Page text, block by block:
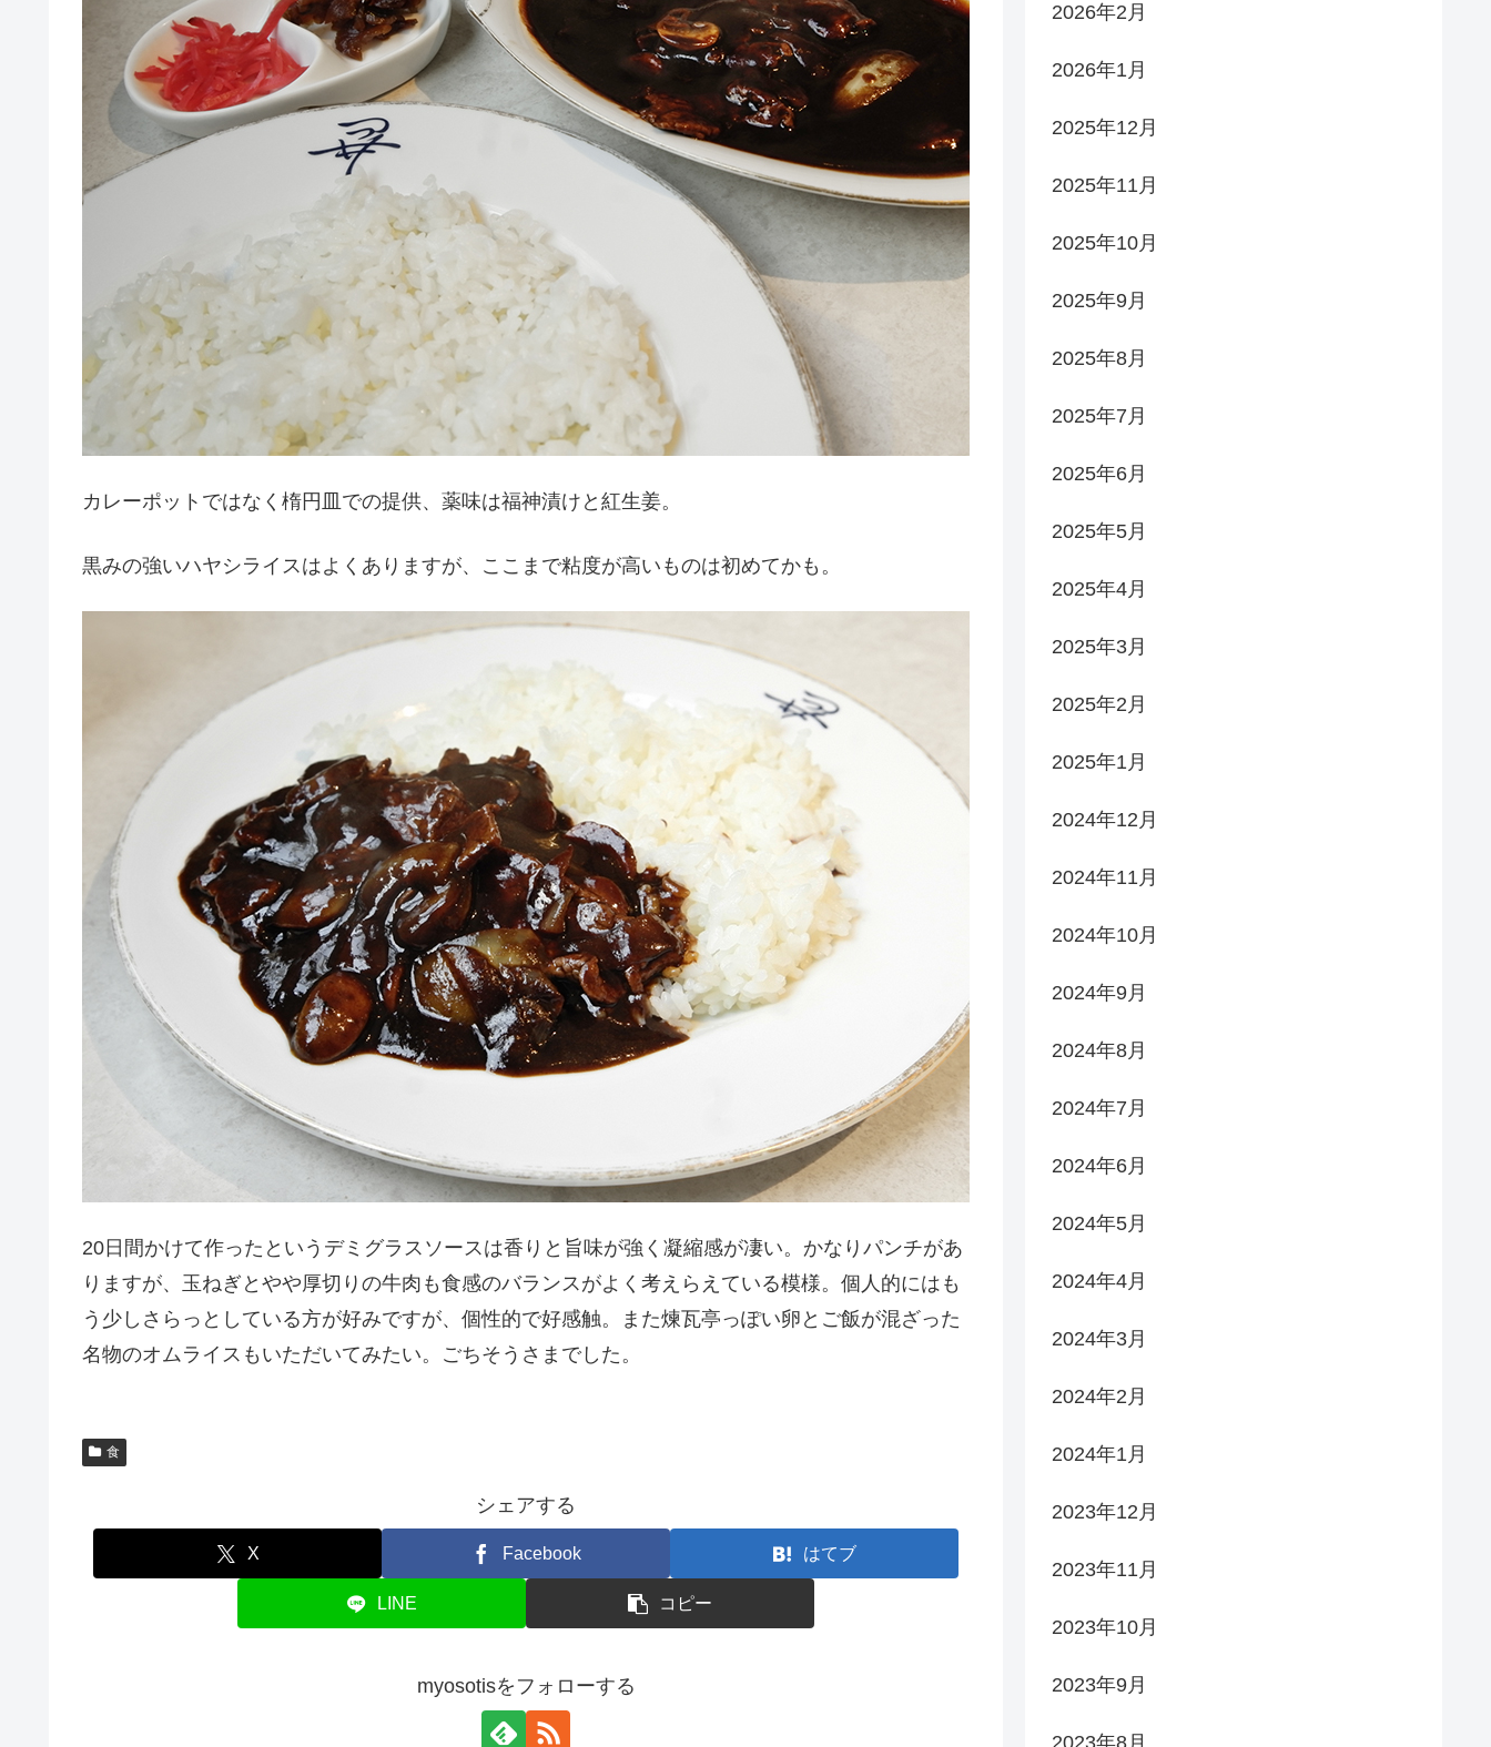
カレーポットではなく楕円皿での提供、薬味は福神漬けと紅生姜。
黒みの強いハヤシライスはよくありますが、ここまで粘度が高いものは初めてかも。
20日間かけて作ったというデミグラスソースは香りと旨味が強く凝縮感が凄い。かなりパンチがあ
りますが、玉ねぎとやや厚切りの牛肉も食感のバランスがよく考えらえている模様。個人的にはも
う少しさらっとしている方が好みですが、個性的で好感触。また煉瓦亭っぽい卵とご飯が混ざった
名物のオムライスもいただいてみたい。ごちそうさまでした。
食
シェアする
X Facebook はてブ
LINE コピー
myosotisをフォローする
2026年2月
2026年1月
2025年12月
2025年11月
2025年10月
2025年9月
2025年8月
2025年7月
2025年6月
2025年5月
2025年4月
2025年3月
2025年2月
2025年1月
2024年12月
2024年11月
2024年10月
2024年9月
2024年8月
2024年7月
2024年6月
2024年5月
2024年4月
2024年3月
2024年2月
2024年1月
2023年12月
2023年11月
2023年10月
2023年9月